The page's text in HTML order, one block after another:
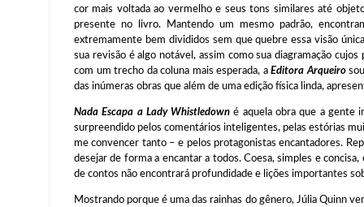
cor mais voltada ao vermelho e seus tons similares até
presente no livro. Mantendo um mesmo padrão,
extremamente bem divididos sem que quebre essa visão
sua revisão é algo notável, assim como sua diagramação
com um trecho da coluna mais esperada, aEditora Arqueiro
das inúmeras obras que além de uma edição física linda,
Nada Escapa a Lady Whistledown é aquela obra que a gente
surpreendido pelos comentários inteligentes, pelas estórias
me convencer tanto – e pelos protagonistas encantadores.
desejar de forma a encantar a todos. Coesa, simples e
de contos não encontrará profundidade e lições importantes
Mostrando porque é uma das rainhas do gênero, Júlia Quinn